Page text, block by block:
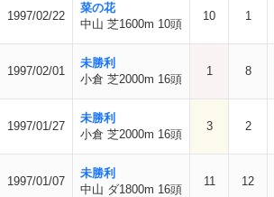
1997/02/22
菜の花
中山 芝1600m 10頭
10 1
1997/02/01
未勝利
小倉 芝2000m 16頭
1 8
1997/01/27
未勝利
小倉 芝2000m 16頭
3 2
1997/01/07
未勝利
中山 ダ1800m 16頭
11 12